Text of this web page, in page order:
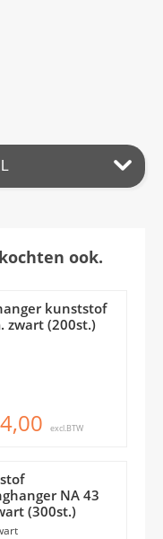
ook.
kunststof
zwart (200st.)
excl.BTW
NA 43
(300st.)